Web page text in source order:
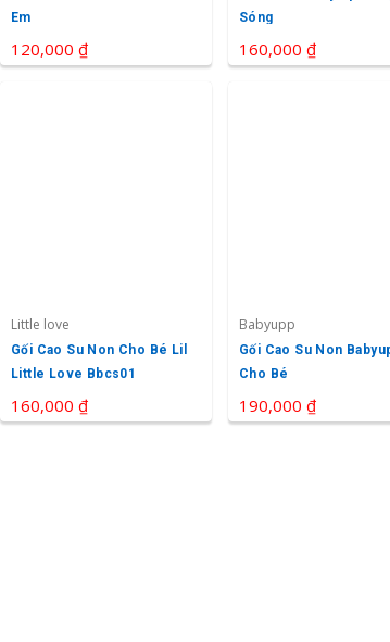
Em
120,000 ₫
Sóng
160,000 ₫
Little love
Gối Cao Su Non Cho Bé Lil
Little Love Bbcs01
160,000 ₫
Babyupp
Gối Cao Su Non
Cho Bé
190,000 ₫